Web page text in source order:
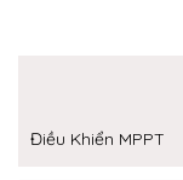
Điều Khiển MPPT